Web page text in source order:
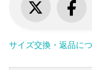
サイズ交換・返品に